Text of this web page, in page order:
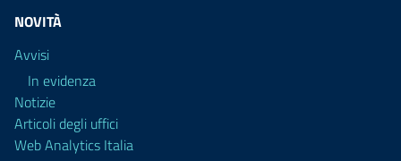
NOVITÀ
Avvisi
In evidenza
Notizie
Articoli degli uffici
Web Analytics Italia